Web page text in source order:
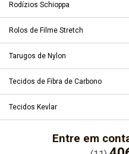
Rodízios Schioppa
Rolos de Filme Stretch
Tarugos de Nylon
Tecidos de Fibra de Carbono
Tecidos Kevlar
Entre em